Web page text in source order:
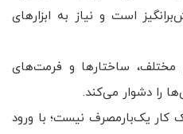
است و نیاز به ابزارهای
مختلف، ساختارها و فرمت‌های
را دشوار می‌کند.
کار یک‌بارمصرف نیست؛ با ورود